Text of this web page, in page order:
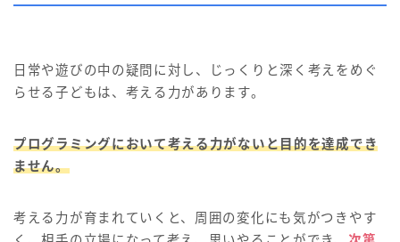
日常や遊びの中の疑問に対し、じっくりと深く考えをめぐ
らせる子どもは、考える力があります。
プログラミングにおいて考える力がないと目的を達成でき
ません。
考える力が育まれていくと、周囲の変化にも気がつきやす